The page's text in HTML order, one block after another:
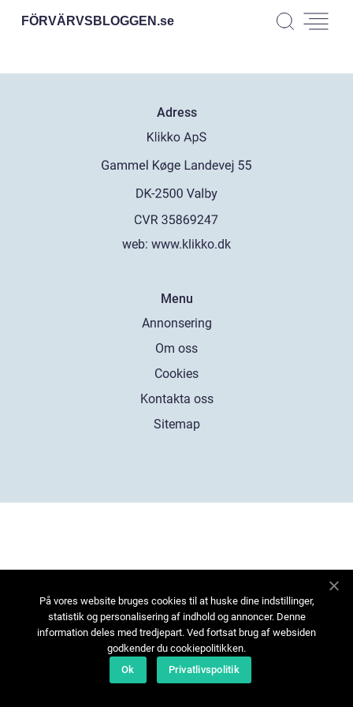
FÖRVÄRVSBLOGGEN.se
Adress
web: www.klikko.dk
Menu
Annonsering
Om oss
Cookies
Kontakta oss
Sitemap
På vores website bruges cookies til at huske dine indstillinger,
statistik og personalisering af indhold og annoncer. Denne
information deles med tredjepart. Ved fortsat brug af websiden
godkender du cookiepolitikken.
Ok
Privatlivspolitik